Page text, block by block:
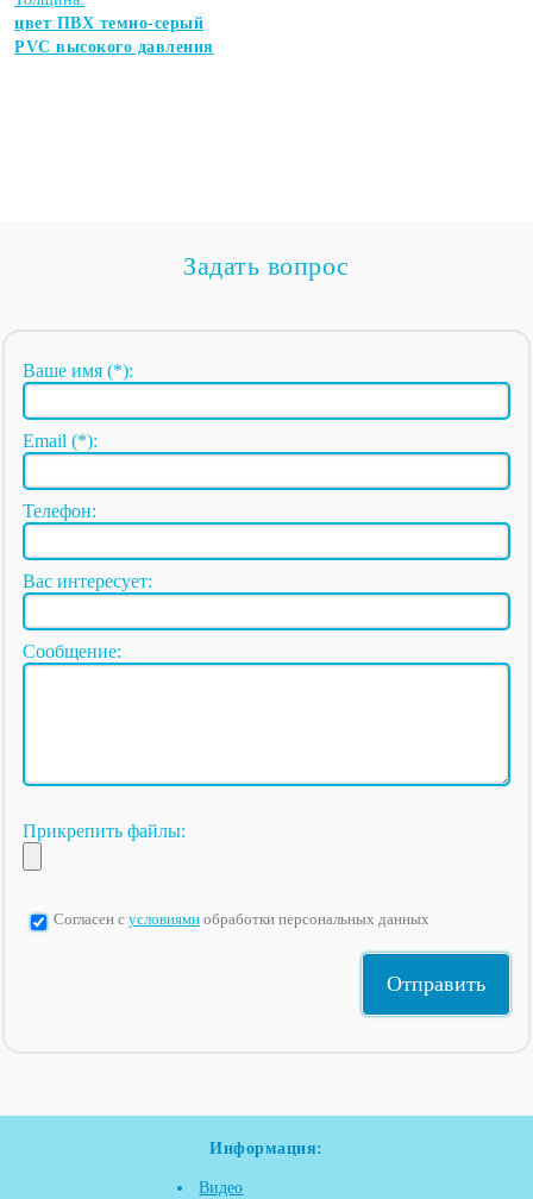
цвет ПВХ темно-серый
PVC высокого давления
Задать вопрос
Ваше имя (*):
Email (*):
Телефон:
Вас интересует:
Сообщение:
Прикрепить файлы:
Согласен с условиями обработки персональных данных
Информация:
Видео